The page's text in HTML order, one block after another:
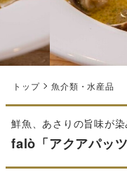
トップ 魚介類・水産品
鮮魚、あさりの旨味が
falò「アクアパッ